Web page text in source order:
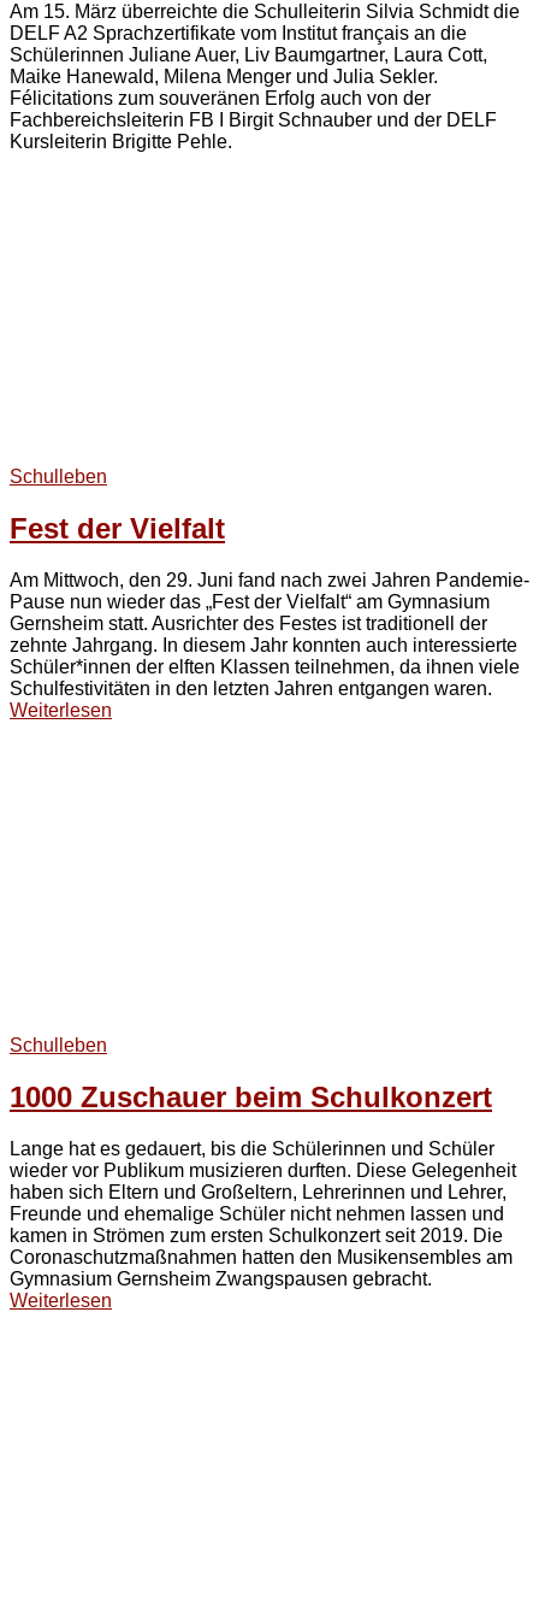
Am 15. März überreichte die Schulleiterin Silvia Schmidt die
DELF A2 Sprachzertifikate vom Institut français an die
Schülerinnen Juliane Auer, Liv Baumgartner, Laura Cott,
Maike Hanewald, Milena Menger und Julia Sekler.
Félicitations zum souveränen Erfolg auch von der
Fachbereichsleiterin FB I Birgit Schnauber und der DELF
Kursleiterin Brigitte Pehle.
Schulleben
Fest der Vielfalt
Am Mittwoch, den 29. Juni fand nach zwei Jahren Pandemie-
Pause nun wieder das „Fest der Vielfalt“ am Gymnasium
Gernsheim statt. Ausrichter des Festes ist traditionell der
zehnte Jahrgang. In diesem Jahr konnten auch interessierte
Schüler*innen der elften Klassen teilnehmen, da ihnen viele
Schulfestivitäten in den letzten Jahren entgangen waren.
Weiterlesen
Schulleben
1000 Zuschauer beim Schulkonzert
Lange hat es gedauert, bis die Schülerinnen und Schüler
wieder vor Publikum musizieren durften. Diese Gelegenheit
haben sich Eltern und Großeltern, Lehrerinnen und Lehrer,
Freunde und ehemalige Schüler nicht nehmen lassen und
kamen in Strömen zum ersten Schulkonzert seit 2019. Die
Coronaschutzmaßnahmen hatten den Musikensembles am
Gymnasium Gernsheim Zwangspausen gebracht.
Weiterlesen